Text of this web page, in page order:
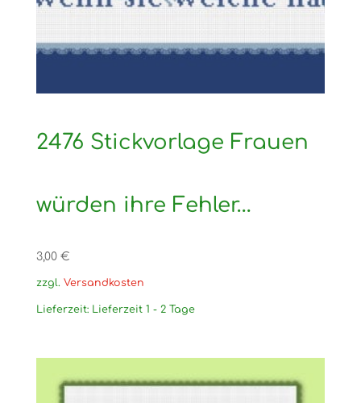
2476 Stickvorlage Frauen
würden ihre Fehler…
3,00 €
zzgl. Versandkosten
Lieferzeit: Lieferzeit 1 - 2 Tage